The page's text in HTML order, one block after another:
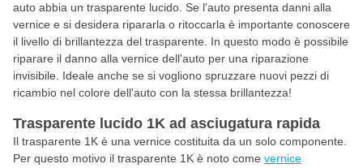
auto abbia un trasparente lucido. Se l'auto presenta danni alla
vernice e si desidera ripararla o ritoccarla è importante conoscere
il livello di brillantezza del trasparente. In questo modo è possibile
riparare il danno alla vernice dell'auto per una riparazione
invisibile. Ideale anche se si vogliono spruzzare nuovi pezzi di
ricambio nel colore dell'auto con la stessa brillantezza!
Trasparente lucido 1K ad asciugatura rapida
Il trasparente 1K è una vernice costituita da un solo componente.
Per questo motivo il trasparente 1K è noto come vernice